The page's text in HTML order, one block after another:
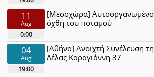
11
Aug
0:00
[Μεσοχώρα] Αυτοοργανωμένο
όχθη του ποταμού
04
Aug
19:00
[Αθήνα] Ανοιχτή Συνέλευση
Λέλας Καραγιάννη 37